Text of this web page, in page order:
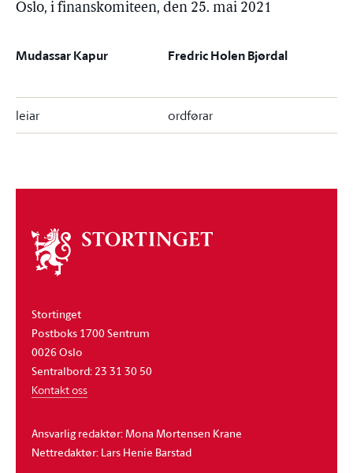
Oslo, i finanskomiteen, den 25. mai 2021
Mudassar Kapur Fredric Holen Bjørdal
leiar ordførar
Om
stortinget
Stortinget
Postboks 1700 Sentrum
0026 Oslo
Sentralbord: 23 31 30 50
Kontakt oss
Ansvarlig redaktør: Mona Mortensen Krane
Nettredaktør: Lars Henie Barstad